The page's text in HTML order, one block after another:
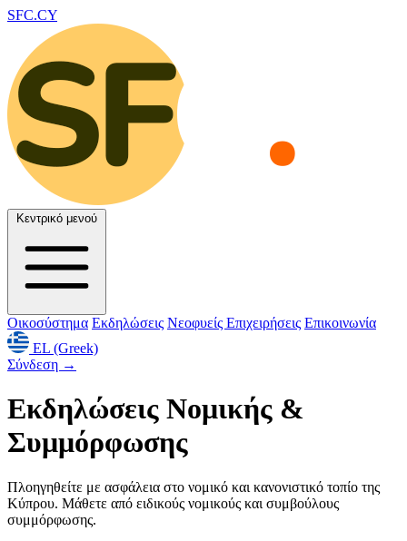
SFC.CY
Κεντρικό μενού
Οικοσύστημα Εκδηλώσεις Νεοφυείς Επιχειρήσεις Επικοινωνία
EL (Greek)
Σύνδεση →
Εκδηλώσεις Νομικής &
Συμμόρφωσης
Πλοηγηθείτε με ασφάλεια στο νομικό και κανονιστικό τοπίο της
Κύπρου. Μάθετε από ειδικούς νομικούς και συμβούλους
συμμόρφωσης.